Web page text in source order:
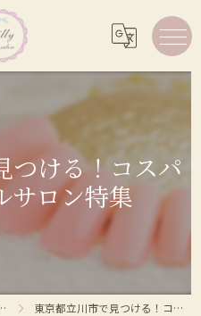
つける！コスパ
サロン特集
東京都立川市で見つける！コスパ抜群のネイルサロン特集